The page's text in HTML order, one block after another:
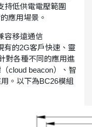
持低供電電壓範圍
應用場景。
容移遠通信
有的2G客戶快速、靈
對各種不同的應用進
cloud beacon）、智
。以下為BC26模組